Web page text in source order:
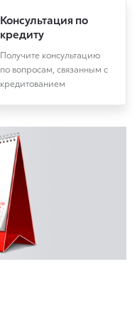
Консультация по
кредиту
Получите консультацию
по вопросам, связанным с
кредитованием